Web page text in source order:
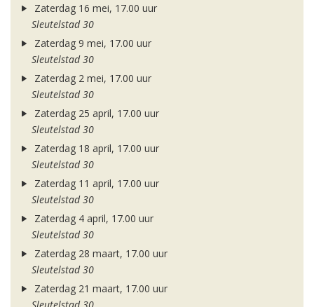
Zaterdag 16 mei, 17.00 uur
Sleutelstad 30
Zaterdag 9 mei, 17.00 uur
Sleutelstad 30
Zaterdag 2 mei, 17.00 uur
Sleutelstad 30
Zaterdag 25 april, 17.00 uur
Sleutelstad 30
Zaterdag 18 april, 17.00 uur
Sleutelstad 30
Zaterdag 11 april, 17.00 uur
Sleutelstad 30
Zaterdag 4 april, 17.00 uur
Sleutelstad 30
Zaterdag 28 maart, 17.00 uur
Sleutelstad 30
Zaterdag 21 maart, 17.00 uur